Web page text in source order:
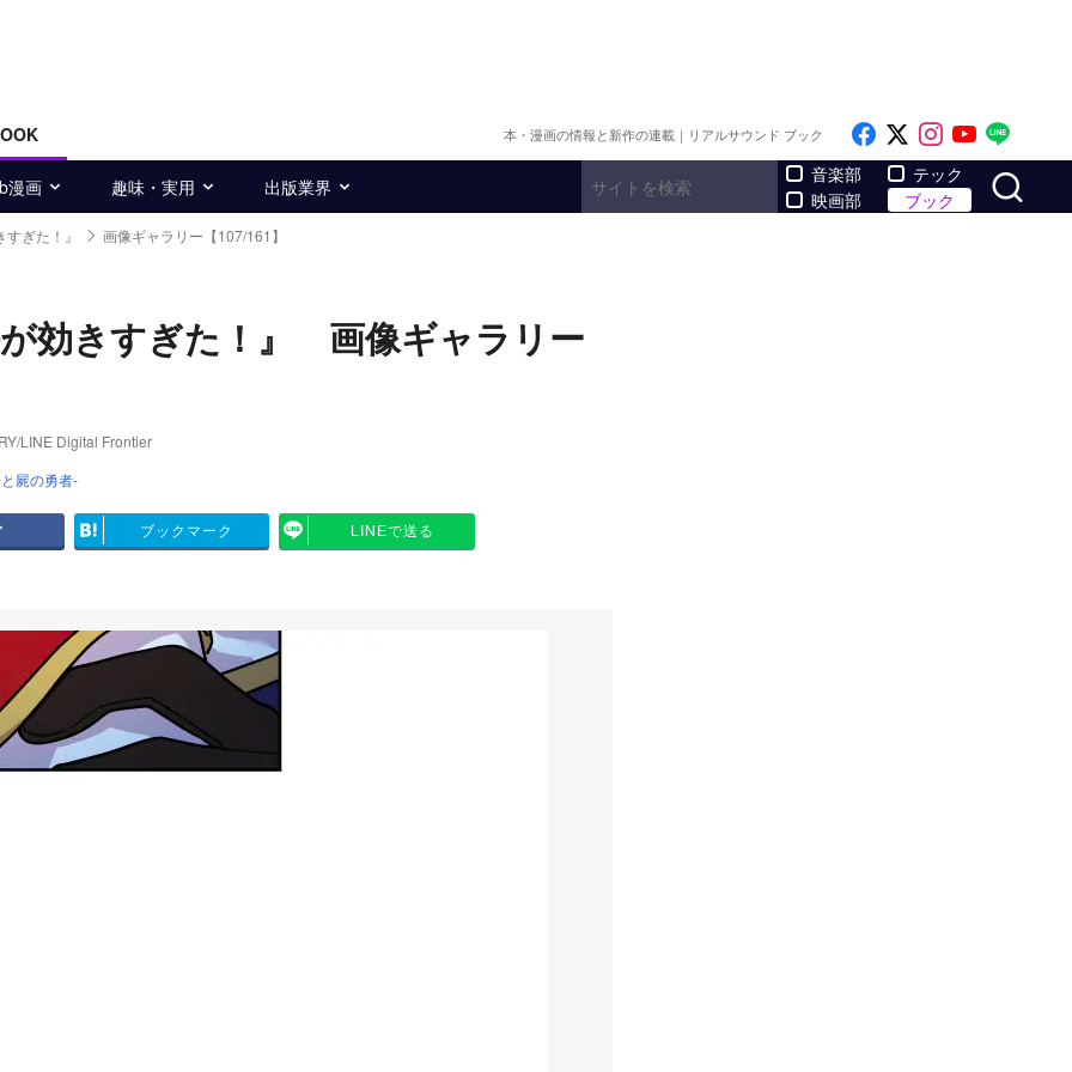
本・漫画の情報と新作の連載｜リアルサウンド ブック Like on Facebook
Follow on x
Follow on
Follow
漫画 趣味・実用 出版業界
音楽部
映画部
テック
ブック
ぎた！』 画像ギャラリー【107/161】
効きすぎた！』 画像ギャラリー
LINE Digital Frontier
屍の勇者-
ブックマーク LINEで送る